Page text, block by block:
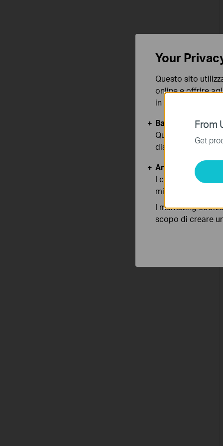
From
Get
Your
Questo sito
online e offrire
in qualunque
Basic Cookies
Questi cookies
disattivati nel tuo
Analytics e
I cookies analitici
migliorarne le
I marketing
scopo di creare